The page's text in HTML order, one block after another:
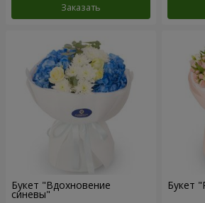
Заказать
Букет "Вдохновение
синевы"
Букет